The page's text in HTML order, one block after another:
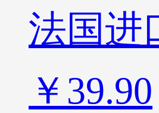
法国进
￥39.90